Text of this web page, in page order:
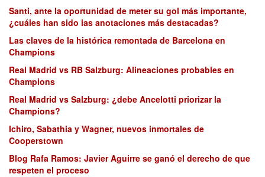
Santi, ante la oportunidad de meter su gol más importante,
¿cuáles han sido las anotaciones más destacadas?
Las claves de la histórica remontada de Barcelona en
Champions
Real Madrid vs RB Salzburg: Alineaciones probables en
Champions
Real Madrid vs Salzburg: ¿debe Ancelotti priorizar la
Champions?
Ichiro, Sabathia y Wagner, nuevos inmortales de
Cooperstown
Blog Rafa Ramos: Javier Aguirre se ganó el derecho de que
respeten el proceso